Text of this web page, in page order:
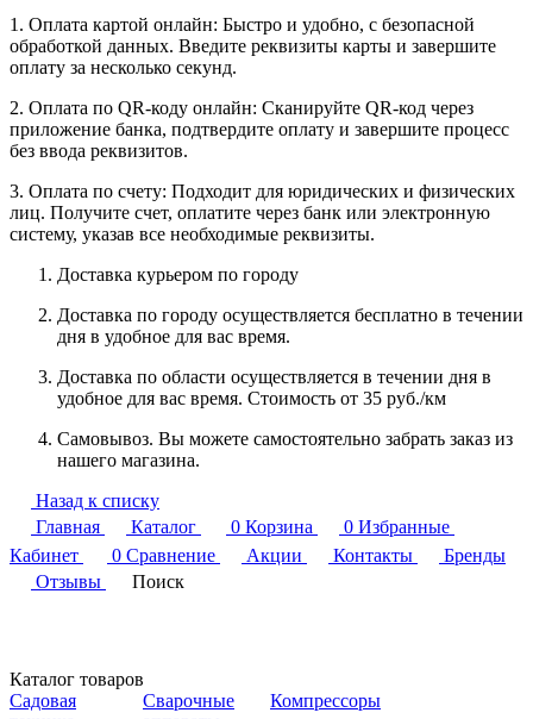
1. Оплата картой онлайн: Быстро и удобно, с безопасной
обработкой данных. Введите реквизиты карты и завершите
оплату за несколько секунд.
2. Оплата по QR-коду онлайн: Сканируйте QR-код через
приложение банка, подтвердите оплату и завершите процесс
без ввода реквизитов.
3. Оплата по счету: Подходит для юридических и физических
лиц. Получите счет, оплатите через банк или электронную
систему, указав все необходимые реквизиты.
Доставка курьером по городу
Доставка по городу осуществляется бесплатно в течении
дня в удобное для вас время.
Доставка по области осуществляется в течении дня в
удобное для вас время. Стоимость от 35 руб./км
Самовывоз. Вы можете самостоятельно забрать заказ из
нашего магазина.
Назад к списку
Главная
Каталог 0 Корзина 0 Избранные
Кабинет
0 Сравнение Акции Контакты
Бренды
Отзывы
Поиск
Каталог товаров
Садовая
Сварочные
Компрессоры